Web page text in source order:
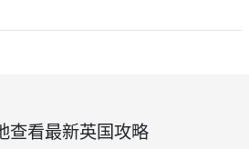
查看最新英国攻略